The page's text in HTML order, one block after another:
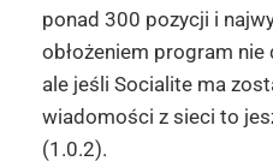
ponad 300 pozycji i
obłożeniem program nie
ale jeśli Socialite ma
wiadomości z sieci to
(1.0.2).